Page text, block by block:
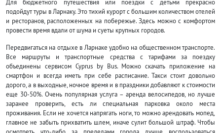
Для бюджетного путешествия или поездки с детьми прекрасно
подойдут туры в Ларнаку. Это тихий курорт с большим количеством отелей
и ресторанов, расположенных на побережье. Здесь можно с комфортом
провести время вдали от шума и суеты крупных городов.
Передвигаться на отдыхе в Ларнаке удобно на общественном транспорте.
Все маршруты и транспортные средства с тарифами за поездку
объединены сервисом Cyprus by Bus. Можно скачать приложение на
смартфон и всегда иметь при себе расписание. Такси стоит довольно
дорого, а в выходные, ночное время и в праздники добавляют к стоимости
еще 30-50%. Очень популярная услуга – аренда велосипедов, но лучше
заранее проверить, есть ли специальная парковка около места
проживания. Если не хочется напрягать ноги, то можно арендовать мопед,
главное не забыть прихватить шлем, иначе сулит большой штраф. Чтобы